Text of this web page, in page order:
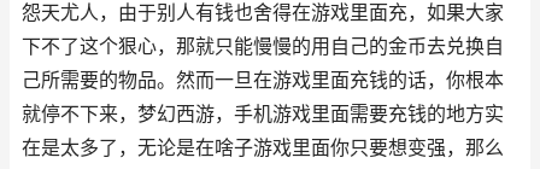
怨天尤人，由于别人有钱也舍得在游戏里面充，如果大家
下不了这个狠心，那就只能慢慢的用自己的金币去兑换自
己所需要的物品。然而一旦在游戏里面充钱的话，你根本
就停不下来，梦幻西游，手机游戏里面需要充钱的地方实
在是太多了，无论是在啥子游戏里面你只要想变强，那么